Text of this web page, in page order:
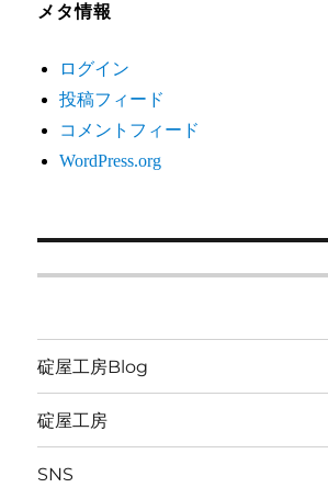
メタ情報
ログイン
投稿フィード
コメントフィード
WordPress.org
碇屋工房Blog
碇屋工房
SNS